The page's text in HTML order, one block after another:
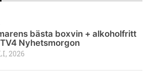
bästa boxvin + alkoholfritt
Nyhetsmorgon
2026